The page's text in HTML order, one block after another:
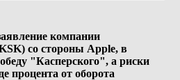
компании
со стороны Apple, в
"Касперского", а риски
процента от оборота